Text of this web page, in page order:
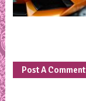
Post A Comment